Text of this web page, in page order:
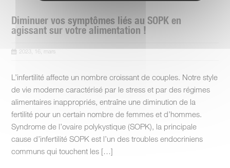
Diminuer vos symptômes liés au SOPK en
agissant sur votre alimentation !
2023, 16, mars
L’infertilité affecte un nombre croissant de couples. Notre style
de vie moderne caractérisé par le stress et par des régimes
alimentaires inappropriés, entraîne une diminution de la
fertilité pour un certain nombre de femmes et d’hommes.
Syndrome de l’ovaire polykystique (SOPK), la principale
cause d’infertilité SOPK est l’un des troubles endocriniens
communs qui touchent les […]